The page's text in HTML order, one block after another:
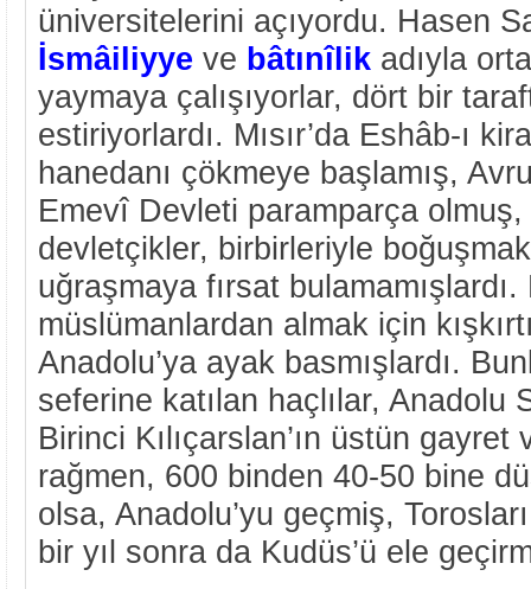
üniversitelerini açıyordu. Hasen
İsmâiliyye ve bâtınîlik adıyla
yaymaya çalışıyorlar, dört bir
estiriyorlardı. Mısır’da Eshâb-ı
hanedanı çökmeye başlamış,
Emevî Devleti paramparça olmuş,
devletçikler, birbirleriyle
uğraşmaya fırsat
müslümanlardan almak için
Anadolu’ya ayak basmışlardı.
seferine katılan haçlılar, Anadolu
Birinci Kılıçarslan’ın üstün gayret
rağmen, 600 binden 40-50 bine
olsa, Anadolu’yu geçmiş,
bir yıl sonra da Kudüs’ü ele